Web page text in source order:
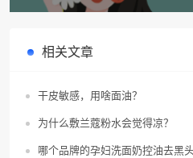
相关文章
干皮敏感，用啥面油？
为什么敷兰蔻粉水会觉得凉？
哪个品牌的孕妇洗面奶控油去黑头